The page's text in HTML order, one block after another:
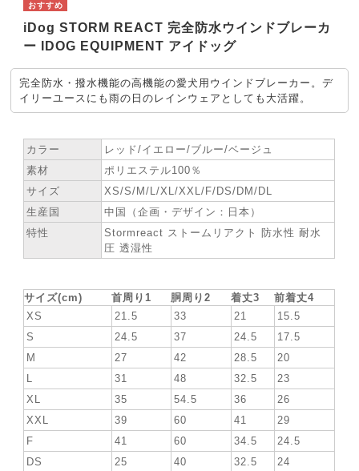
iDog STORM REACT 完全防水ウインドブレーカ
ー IDOG EQUIPMENT アイドッグ
完全防水・撥水機能の高機能の愛犬用ウインドブレーカー。デ
イリーユースにも雨の日のレインウェアとしても大活躍。
カラー
レッド/イエロー/ブルー/ベージュ
素材
ポリエステル100％
サイズ
XS/S/M/L/XL/XXL/F/DS/DM/DL
生産国
中国（企画・デザイン：日本）
特性
Stormreact ストームリアクト 防水性 耐水
圧 透湿性
サイズ(cm)
首周り1 胴周り2 着丈3
前着丈4
XS
21.5 33 21
15.5
S
24.5 37 24.5
17.5
M
27 42 28.5
20
L
31 48 32.5
23
XL
35 54.5 36
26
XXL
39 60 41
29
F
41 60 34.5
24.5
DS
25 40 32.5
24